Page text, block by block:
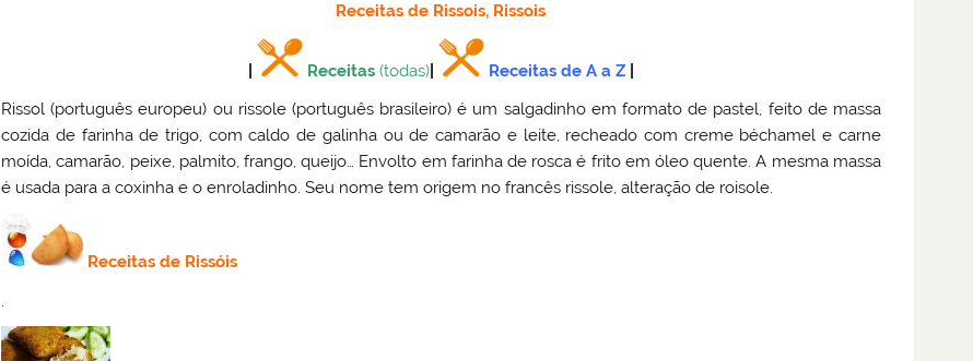
Receitas de Rissois, Rissois
Receitas (todas)| Receitas de A a Z|
Rissol (português europeu) ou rissole (português brasileiro) é um salgadinho em formato de pastel, feito de massa
cozida de farinha de trigo, com caldo de galinha ou de camarão e leite, recheado com creme béchamel e carne
moída, camarão, peixe, palmito, frango, queijo… Envolto em farinha de rosca é frito em óleo quente. A mesma massa
é usada para a coxinha e o enroladinho. Seu nome tem origem no francês rissole, alteração de roisole.
Receitas de Rissóis
.